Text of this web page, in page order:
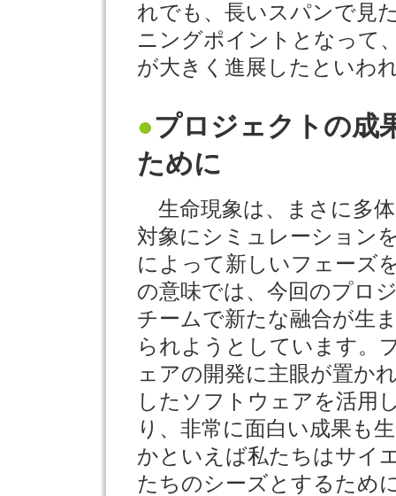
れでも、長いスパンで見
ニングポイントとなって
が大きく進展したといわ
●プロジェクトの成
ために
生命現象は、まさに多
対象にシミュレーション
によって新しいフェーズ
の意味では、今回のプロ
チームで新たな融合が生
られようとしています。
ェアの開発に主眼が置か
したソフトウェアを活用
り、非常に面白い成果も
かといえば私たちはサイ
たちのシーズとするため